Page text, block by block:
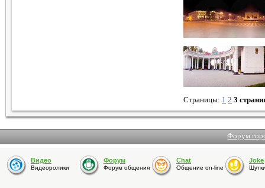
Страницы: 1 2 3
Форум
Видео
Видеоролики
Форум
Форум общения
Chat
Общение on-line
Joke